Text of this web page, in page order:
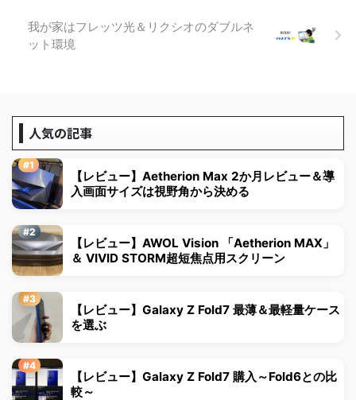
我が家はフレッツ光＆リクシオのダブルネ
ット環境
人気の記事
【レビュー】Aetherion Max 2か月レビュー＆導
入画面サイズは視野角から決める
【レビュー】AWOL Vision 「Aetherion MAX」
＆ VIVID STORM超短焦点用スクリーン
【レビュー】Galaxy Z Fold7 最薄＆最軽量ケース
を選ぶ
【レビュー】Galaxy Z Fold7 購入～Fold6との比
較～